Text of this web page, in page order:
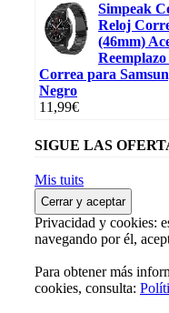
Simpeak
Reloj
(46mm)
Correa para
Negro
11,99€
SIGUE LAS
Mis tuits
Privacidad y cookies:
navegando por él,
Para obtener más
cookies, consulta: